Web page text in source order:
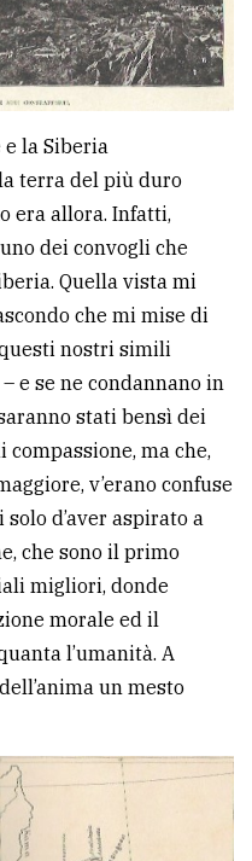
la Siberia
terra del più duro
era allora. Infatti,
dei convogli che
Quella vista mi
che mi mise di
nostri simili
e se ne condannano in
stati bensì dei
ma che,
v’erano confuse
d’aver aspirato a
che sono il primo
migliori, donde
morale ed il
l’umanità. A
un mesto